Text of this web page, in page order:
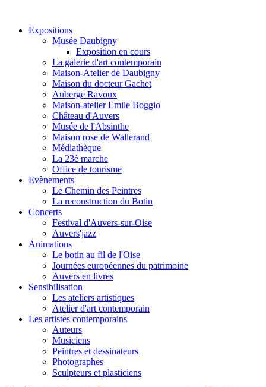
Expositions
Musée Daubigny
Exposition en cours
La galerie d'art contemporain
Maison-Atelier de Daubigny
Maison du docteur Gachet
Auberge Ravoux
Maison-atelier Emile Boggio
Château d'Auvers
Musée de l'Absinthe
Maison rose de Wallerand
Médiathèque
La 23è marche
Office de tourisme
Evènements
Le Chemin des Peintres
La reconstruction du Botin
Concerts
Festival d'Auvers-sur-Oise
Auvers'jazz
Animations
Le botin au fil de l'Oise
Journées européennes du patrimoine
Auvers en livres
Sensibilisation
Les ateliers artistiques
Atelier d'art contemporain
Les artistes contemporains
Auteurs
Musiciens
Peintres et dessinateurs
Photographes
Sculpteurs et plasticiens